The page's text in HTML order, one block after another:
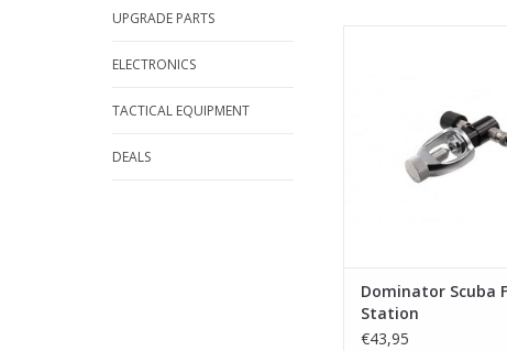
UPGRADE PARTS
ELECTRONICS
TACTICAL EQUIPMENT
DEALS
Dominator Scuba
Station
€43,95